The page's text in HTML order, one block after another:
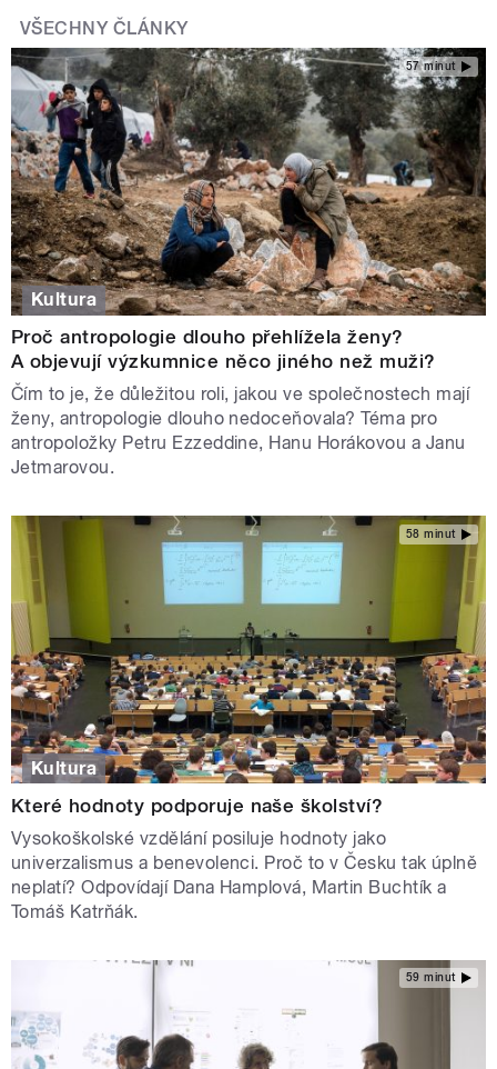
VŠECHNY ČLÁNKY
57 minut
Kultura
Proč antropologie dlouho přehlížela ženy?
A objevují výzkumnice něco jiného než muži?
Čím to je, že důležitou roli, jakou ve společnostech mají
ženy, antropologie dlouho nedoceňovala? Téma pro
antropoložky Petru Ezzeddine, Hanu Horákovou a Janu
Jetmarovou.
58 minut
Kultura
Které hodnoty podporuje naše školství?
Vysokoškolské vzdělání posiluje hodnoty jako
univerzalismus a benevolenci. Proč to v Česku tak úplně
neplatí? Odpovídají Dana Hamplová, Martin Buchtík a
Tomáš Katrňák.
59 minut